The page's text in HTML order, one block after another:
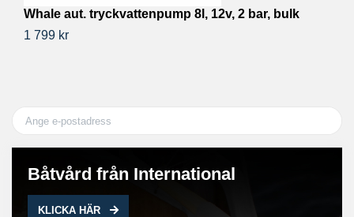
Båtvård från International
KLICKA HÄR
Whale aut. tryckvattenpump 8l, 12v, 2 bar, bulk
1 799 kr